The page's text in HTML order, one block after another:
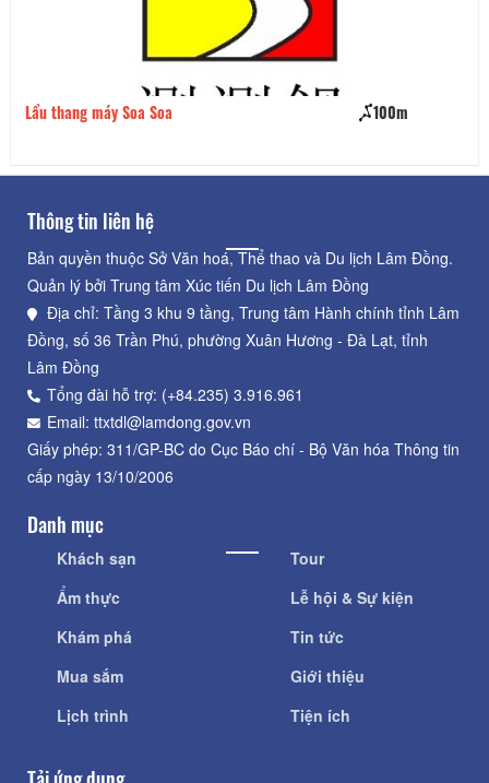
Lẩu thang máy Soa Soa 100m
Thông tin liên hệ
Bản quyền thuộc Sở Văn hoá, Thể thao và Du lịch Lâm Đồng.
Quản lý bởi Trung tâm Xúc tiến Du lịch Lâm Đồng
Địa chỉ: Tầng 3 khu 9 tầng, Trung tâm Hành chính tỉnh Lâm
Đồng, số 36 Trần Phú, phường Xuân Hương - Đà Lạt, tỉnh
Lâm Đồng
Tổng đài hỗ trợ: (+84.235) 3.916.961
Email: ttxtdl@lamdong.gov.vn
Giấy phép: 311/GP-BC do Cục Báo chí - Bộ Văn hóa Thông tin
cấp ngày 13/10/2006
Danh mục
Khách sạn
Ẩm thực
Khám phá
Mua sắm
Lịch trình
Tour
Lễ hội & Sự kiện
Tin tức
Giới thiệu
Tiện ích